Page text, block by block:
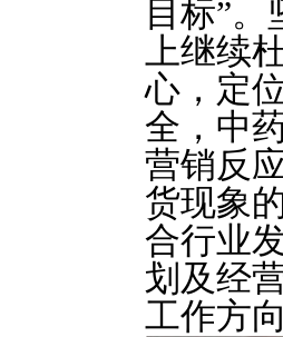
目标”
上继续
心，定
全，中
营销反
货现象
合行业
划及经
工作方